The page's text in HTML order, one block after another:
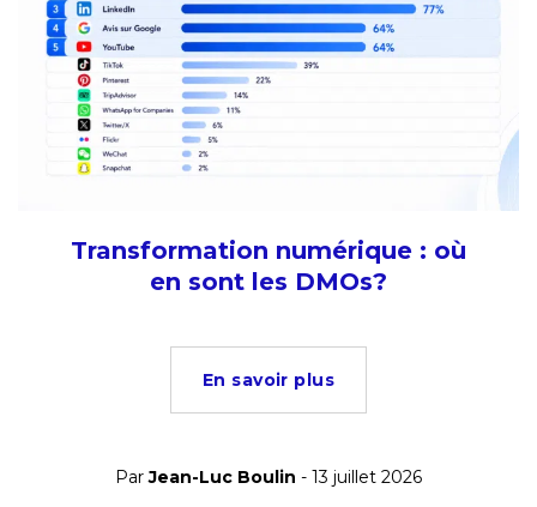
Transformation numérique : où
en sont les DMOs?
En savoir plus
ParJean-Luc Boulin - 13 juillet 2026